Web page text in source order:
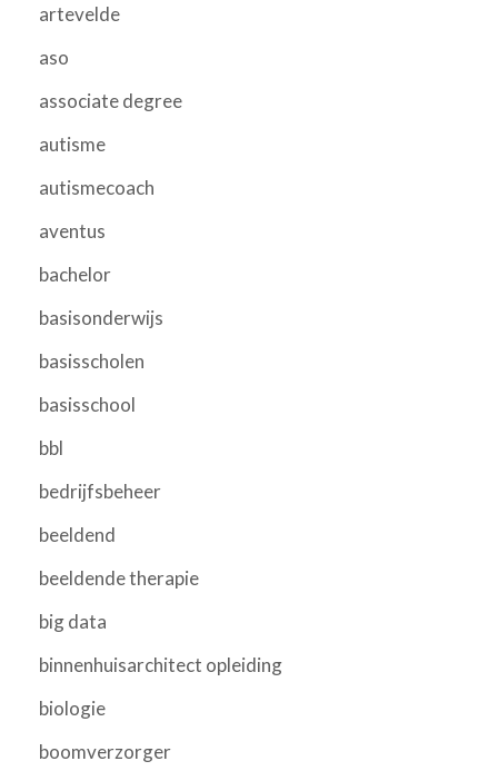
artevelde
aso
associate degree
autisme
autismecoach
aventus
bachelor
basisonderwijs
basisscholen
basisschool
bbl
bedrijfsbeheer
beeldend
beeldende therapie
big data
binnenhuisarchitect opleiding
biologie
boomverzorger